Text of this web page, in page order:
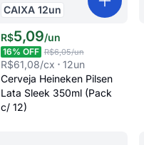
CAIXA 12un
R$5,09/un
16% OFF R$6,05/un
R$61,08/cx 12un
Cerveja Heineken Pilsen
Lata Sleek 350ml (Pack
c/ 12)